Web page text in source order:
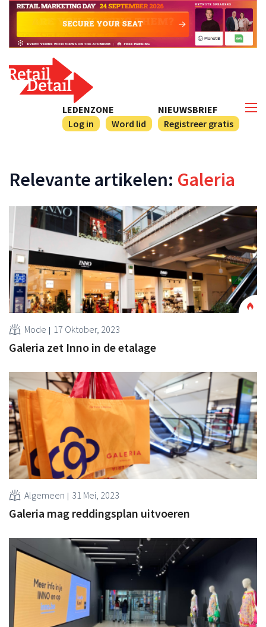
NIEUWSBRIEF
Registreer gratis
LEDENZONE
Log in
Word lid
Relevante artikelen: Galeria
Mode 17 Oktober, 2023
Galeria zet Inno in de etalage
Algemeen 31 Mei, 2023
Galeria mag reddingsplan uitvoeren